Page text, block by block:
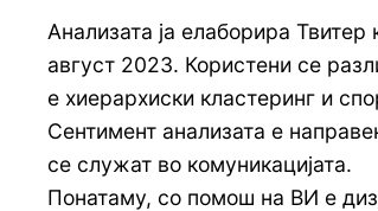
Анализата ја елаборира Твитер
август 2023. Користени се
е хиерархиски кластеринг и
Сентимент анализата е
се служат во комуникацијата.
Понатаму, со помош на ВИ е